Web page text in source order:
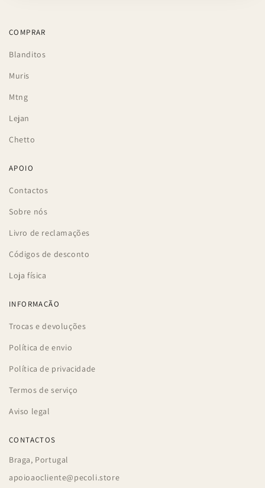
COMPRAR
Blanditos
Muris
Mtng
Lejan
Chetto
APOIO
Contactos
Sobre nós
Livro de reclamações
Códigos de desconto
Loja física
INFORMAÇÃO
Trocas e devoluções
Política de envio
Política de privacidade
Termos de serviço
Aviso legal
CONTACTOS
Braga, Portugal
apoioaocliente@pecoli.store